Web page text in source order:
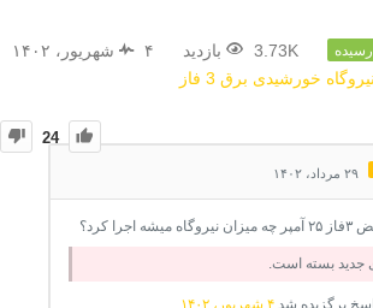
رسیده 3.73K بازدید
۴ شهریور، ۱۴۰۲
خورشیدی برق 3 فاز
24
۲۹ مرداد، ۱۴۰۲
کرد؟
جدید بسته است.
برگزیده شد ۴ شهریور، ۱۴۰۲